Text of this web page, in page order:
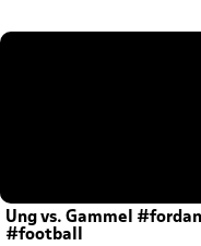
Ung vs. Gammel
#football